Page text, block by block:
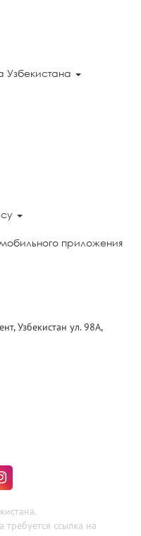
Узбекистана
приложения
Узбекистан ул. 98А,
ссылка на